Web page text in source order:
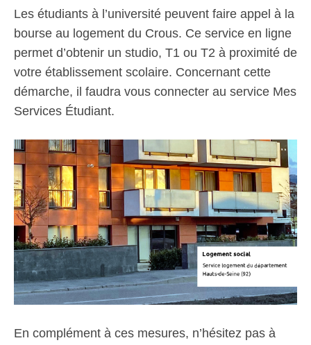
Les étudiants à l’université peuvent faire appel à la
bourse au logement du Crous. Ce service en ligne
permet d’obtenir un studio, T1 ou T2 à proximité de
votre établissement scolaire. Concernant cette
démarche, il faudra vous connecter au service Mes
Services Étudiant.
En complément à ces mesures, n’hésitez pas à